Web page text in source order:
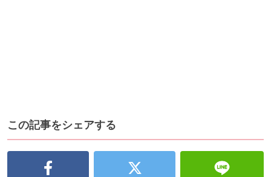
この記事をシェアする